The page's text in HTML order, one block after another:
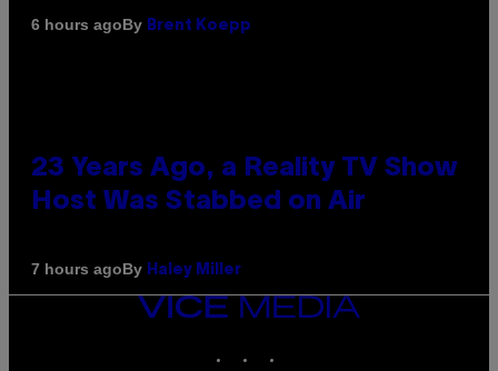
6 hours agoBy Brent Koepp
23 Years Ago, a Reality TV Show
Host Was Stabbed on Air
7 hours agoBy Haley Miller
VICE
MEDIA